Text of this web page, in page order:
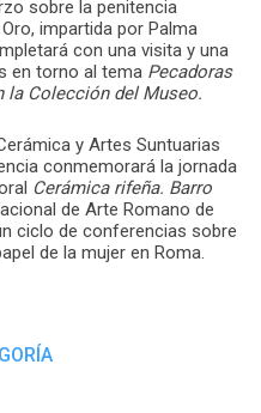
sobre la penitencia
impartida por Palma
con una visita y una
en torno al tema Pecadoras
la Colección del Museo.
y Artes Suntuarias
conmemorará la jornada
Cerámica rifeña. Barro
de Arte Romano de
ciclo de conferencias sobre
de la mujer en Roma.